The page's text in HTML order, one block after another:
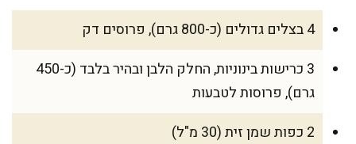
4 בצלים גדולים (כ-800 גרם), פרוסים דק
3 כרישות בינוניות, החלק הלבן ובהיר בלבד (כ-450
גרם), פרוסות לטבעות
2 כפות שמן זית (30 מ"ל)